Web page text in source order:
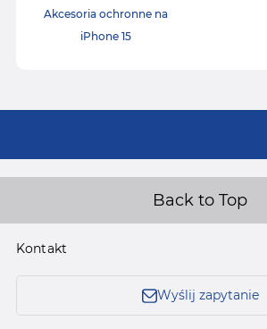
Akcesoria ochronne na
iPhone 15
Back to Top
Kontakt
Wyślij zapytanie